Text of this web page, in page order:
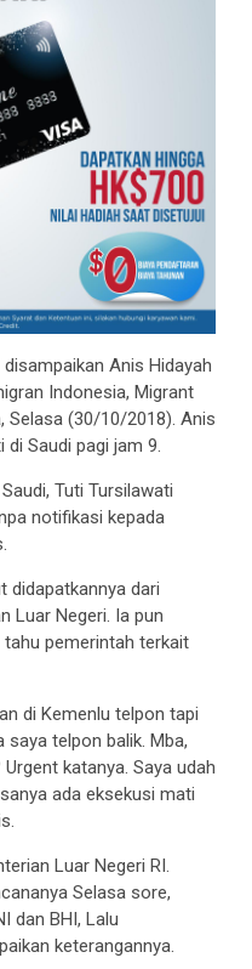
Anis Hidayah
Indonesia, Migrant
Selasa (30/10/2018). Anis
Saudi pagi jam 9.
Tuti Tursilawati
notifikasi kepada
didapatkannya dari
Luar Negeri. Ia pun
pemerintah terkait
di Kemenlu telpon tapi
telpon balik. Mba,
katanya. Saya udah
ada eksekusi mati
Luar Negeri RI.
Selasa sore,
dan BHI, Lalu
keterangannya.